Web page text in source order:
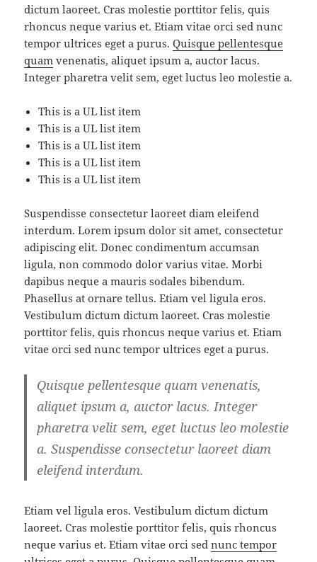
dictum laoreet. Cras molestie porttitor felis, quis
rhoncus neque varius et. Etiam vitae orci sed nunc
tempor ultrices eget a purus.Quisque pellentesque
quam venenatis, aliquet ipsum a, auctor lacus.
Integer pharetra velit sem, eget luctus leo molestie a.
This is a UL list item
This is a UL list item
This is a UL list item
This is a UL list item
This is a UL list item
Suspendisse consectetur laoreet diam eleifend
interdum. Lorem ipsum dolor sit amet, consectetur
adipiscing elit. Donec condimentum accumsan
ligula, non commodo dolor varius vitae. Morbi
dapibus neque a mauris sodales bibendum.
Phasellus at ornare tellus. Etiam vel ligula eros.
Vestibulum dictum dictum laoreet. Cras molestie
porttitor felis, quis rhoncus neque varius et. Etiam
vitae orci sed nunc tempor ultrices eget a purus.
Quisque pellentesque quam venenatis,
aliquet ipsum a, auctor lacus. Integer
pharetra velit sem, eget luctus leo molestie
a. Suspendisse consectetur laoreet diam
eleifend interdum.
Etiam vel ligula eros. Vestibulum dictum dictum
laoreet. Cras molestie porttitor felis, quis rhoncus
neque varius et. Etiam vitae orci sednunc tempor